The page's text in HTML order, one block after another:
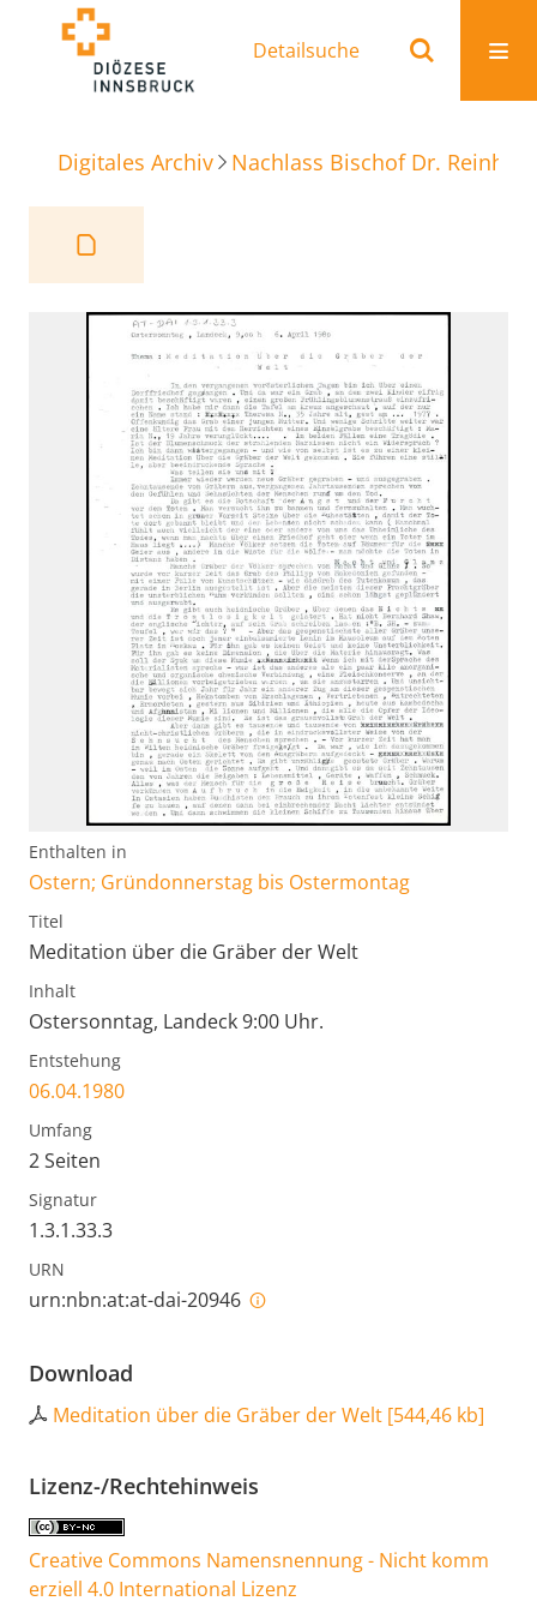
Detailsuche
Digitales Archiv Nachlass Bischof Dr.
Enthalten in
Ostern; Gründonnerstag bis Ostermontag
Titel
Meditation über die Gräber der Welt
Inhalt
Ostersonntag, Landeck 9:00 Uhr.
Entstehung
06.04.1980
Umfang
2 Seiten
Signatur
1.3.1.33.3
URN
urn:nbn:at:at-dai-20946
Download
Meditation über die Gräber der Welt [544,46 kb]
Lizenz-/Rechtehinweis
Creative Commons Namensnennung - Nicht komm
erziell 4.0 International Lizenz